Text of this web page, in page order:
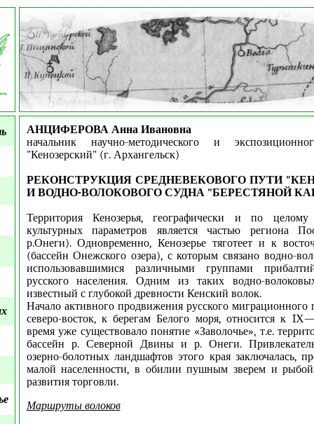
АНЦИФЕРОВА Анна Ивановна
начальник научно-методического и
"Кенозерский" (г. Архангельск)
РЕКОНСТРУКЦИЯ СРЕДНЕВЕКОВОГО ПУТИ
И ВОДНО-ВОЛОКОВОГО СУДНА "БЕРЕСТЯНОЙ
Территория Кенозерья, географически и по
культурных параметров является частью региона
р.Онеги). Одновременно, Кенозерье тяготеет и к
(бассейн Онежского озера), с которым связано водно-
использовавшимися различными группами
русского населения. Одним из таких водно-
известный с глубокой древности Кенский волок.
Начало активного продвижения русского миграционного
северо-восток, к берегам Белого моря, относится к
время уже существовало понятие «Заволочье», т.е.
бассейн р. Северной Двины и р. Онеги.
озерно-болотных ландшафтов этого края заключалась,
малой населенности, в обилии пушным зверем и
развития торговли.
Маршруты волоков